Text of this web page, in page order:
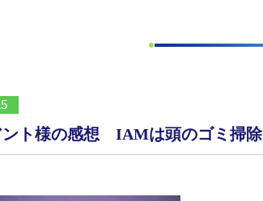
ント様の感想 IAMは頭のゴミ掃除